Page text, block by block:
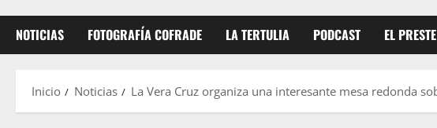
NOTICIAS FOTOGRAFÍA COFRADE LA TERTULIA PODCAST EL PRESTE
Inicio Noticias La Vera Cruz organiza una interesante mesa redonda